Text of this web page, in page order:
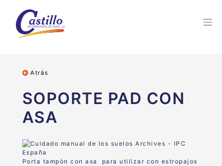
Atrás
SOPORTE PAD CON
ASA
Porta tampòn con asa para utilizar con estropajos